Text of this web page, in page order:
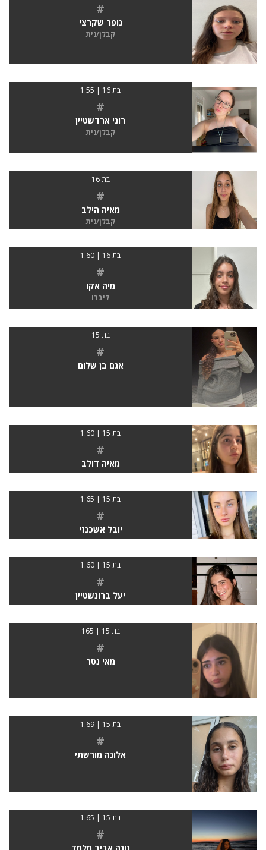
#
נופר שקרצי
קבלן/נית
בת 16 | 1.55
#
רוני ארדשטיין
קבלן/נית
בת 16
#
מאיה הילב
קבלן/נית
בת 16 | 1.60
#
מיה אקו
ליברו
בת 15
#
אגם בן שלום
בת 15 | 1.60
#
מאיה דולב
בת 15 | 1.65
#
יובל אשכנזי
בת 15 | 1.60
#
יעל ברונשטיין
בת 15 | 165
#
מאי נטר
בת 15 | 1.69
#
אלונה מורשתי
בת 15 | 1.65
#